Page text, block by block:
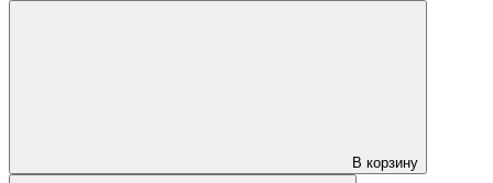
В корзину